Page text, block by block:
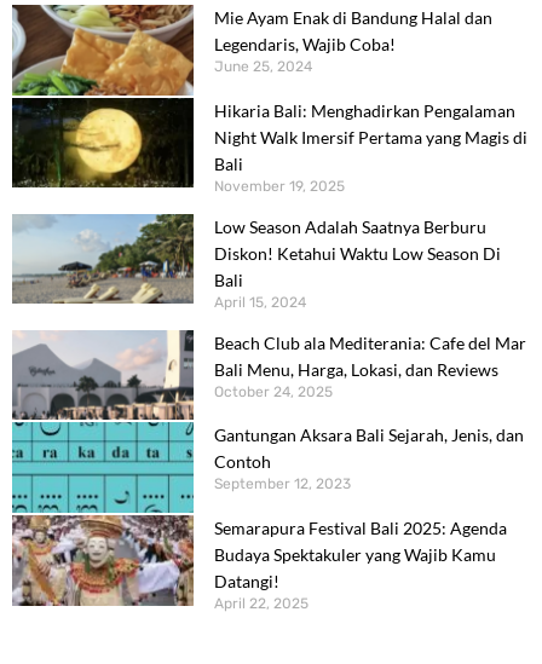
Mie Ayam Enak di Bandung Halal dan
Legendaris, Wajib Coba!
June 25, 2024
Hikaria Bali: Menghadirkan Pengalaman
Night Walk Imersif Pertama yang Magis di
Bali
November 19, 2025
Low Season Adalah Saatnya Berburu
Diskon! Ketahui Waktu Low Season Di
Bali
April 15, 2024
Beach Club ala Mediterania: Cafe del Mar
Bali Menu, Harga, Lokasi, dan Reviews
October 24, 2025
Gantungan Aksara Bali Sejarah, Jenis, dan
Contoh
September 12, 2023
Semarapura Festival Bali 2025: Agenda
Budaya Spektakuler yang Wajib Kamu
Datangi!
April 22, 2025